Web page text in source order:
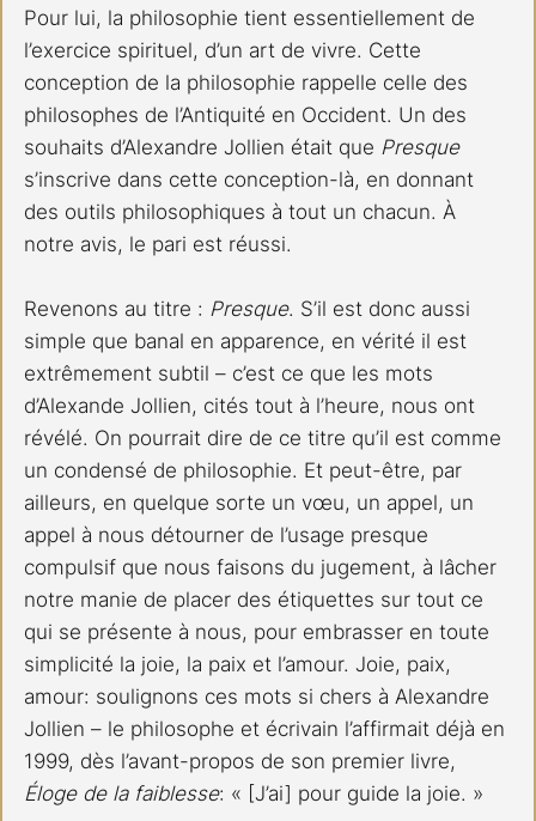
Pour lui, la philosophie tient essentiellement de
l’exercice spirituel, d’un art de vivre. Cette
conception de la philosophie rappelle celle des
philosophes de l’Antiquité en Occident. Un des
souhaits d’Alexandre Jollien était que Presque
s’inscrive dans cette conception-là, en donnant
des outils philosophiques à tout un chacun. À
notre avis, le pari est réussi.
Revenons au titre : Presque. S’il est donc aussi
simple que banal en apparence, en vérité il est
extrêmement subtil – c’est ce que les mots
d’Alexande Jollien, cités tout à l’heure, nous ont
révélé. On pourrait dire de ce titre qu’il est comme
un condensé de philosophie. Et peut-être, par
ailleurs, en quelque sorte un vœu, un appel, un
appel à nous détourner de l’usage presque
compulsif que nous faisons du jugement, à lâcher
notre manie de placer des étiquettes sur tout ce
qui se présente à nous, pour embrasser en toute
simplicité la joie, la paix et l’amour. Joie, paix,
amour: soulignons ces mots si chers à Alexandre
Jollien – le philosophe et écrivain l’affirmait déjà en
1999, dès l’avant-propos de son premier livre,
Éloge de la faiblesse: « [J’ai] pour guide la joie. »